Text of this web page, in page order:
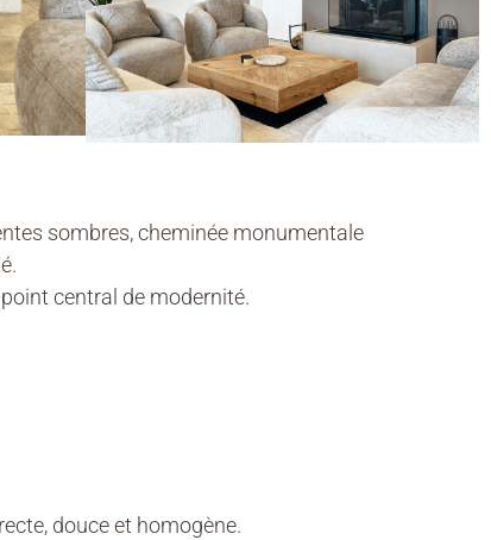
sombres, cheminée monumentale
central de modernité.
douce et homogène.